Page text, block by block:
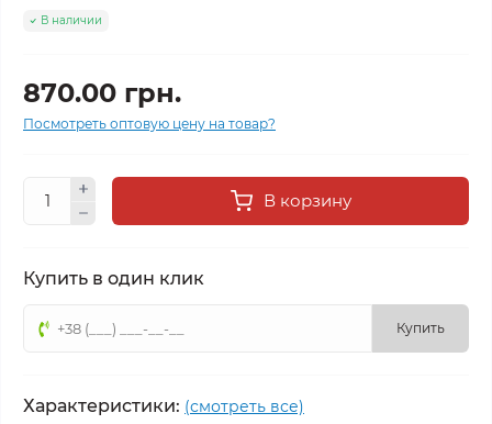
В наличии
870.00 грн.
Посмотреть оптовую цену на товар?
В корзину
Купить в один клик
Купить
Характеристики: (смотреть все)